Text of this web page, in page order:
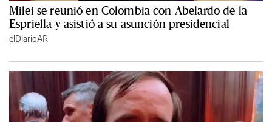
Milei se reunió en Colombia con Abelardo de la
Espriella y asistió a su asunción presidencial
elDiarioAR